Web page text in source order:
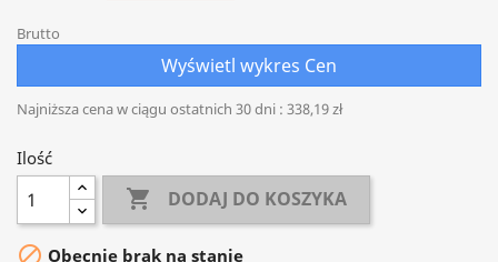
Brutto
Wyświetl wykres Cen
Najniższa cena w ciągu ostatnich 30 dni : 338,19 zł
Ilość
 DODAJ DO KOSZYKA
 Obecnie brak na stanie